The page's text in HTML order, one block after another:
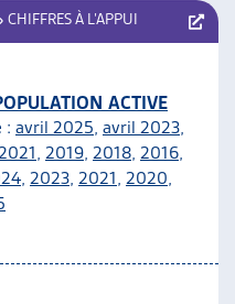
CHIFFRES À L’APPUI
ACTIVE
: avril 2025, avril 2023,
, 2019, 2018, 2016,
, 2023, 2021, 2020,